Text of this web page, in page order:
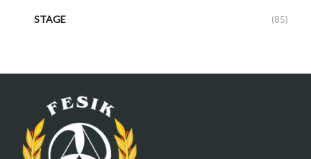
STAGE (85)